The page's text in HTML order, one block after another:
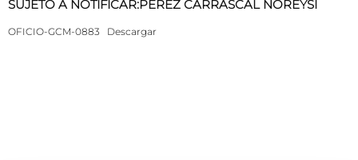
SUJETO A NOTIFICAR:PEREZ CARRASCAL NOREYSI
OFICIO-GCM-0883 Descargar